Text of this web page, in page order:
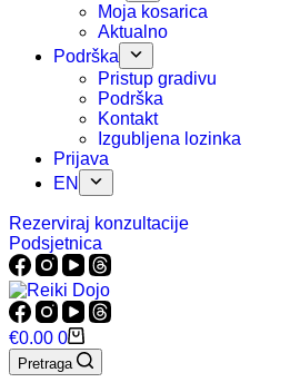
Moja kosarica
Aktualno
Podrška
Pristup gradivu
Podrška
Kontakt
Izgubljena lozinka
Prijava
EN
Rezerviraj konzultacije
Podsjetnica
Košarica
€0.00 0
Pretraga